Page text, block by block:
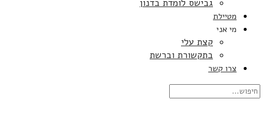
גבישס לומדת בדנון
מטיילת
מי אני
קצת עלי
בתקשורת וברשת
צרו קשר